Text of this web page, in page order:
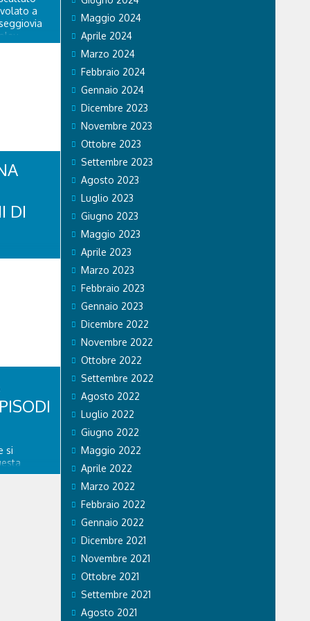
a
Falco 2
DI
sul
recano
si
Maggio 2024
Aprile 2024
Marzo 2024
Febbraio 2024
Gennaio 2024
Dicembre 2023
Novembre 2023
Ottobre 2023
Settembre 2023
Agosto 2023
Luglio 2023
Giugno 2023
Maggio 2023
Aprile 2023
Marzo 2023
Febbraio 2023
Gennaio 2023
Dicembre 2022
Novembre 2022
Ottobre 2022
Settembre 2022
Agosto 2022
Luglio 2022
Giugno 2022
Maggio 2022
Aprile 2022
Marzo 2022
Febbraio 2022
Gennaio 2022
Dicembre 2021
Novembre 2021
Ottobre 2021
Settembre 2021
Agosto 2021